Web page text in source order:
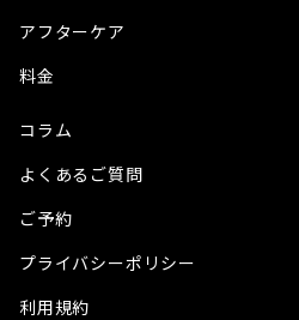
アフターケア
料金
コラム
よくあるご質問
ご予約
プライバシーポリシー
利用規約